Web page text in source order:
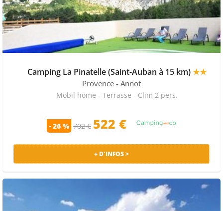
Camping La Pinatelle (Saint-Auban à 15 km)★★
Provence - Annot
Mobil home - Terrasse - Clim 2 pers.
- 26 % 702 € 522 €
+ D'INFOS >